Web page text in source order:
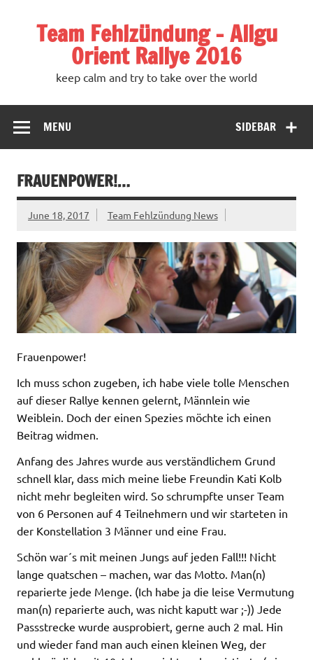
Team Fehlzündung – Allgu
Orient Rallye 2016
keep calm and try to take over the world
SIDEBAR
MENU
FRAUENPOWER!…
June 18, 2017 Team Fehlzündung News
Frauenpower!
Ich muss schon zugeben, ich habe viele tolle Menschen
auf dieser Rallye kennen gelernt, Männlein wie
Weiblein. Doch der einen Spezies möchte ich einen
Beitrag widmen.
Anfang des Jahres wurde aus verständlichem Grund
schnell klar, dass mich meine liebe Freundin Kati Kolb
nicht mehr begleiten wird. So schrumpfte unser Team
von 6 Personen auf 4 Teilnehmern und wir starteten in
der Konstellation 3 Männer und eine Frau.
Schön war´s mit meinen Jungs auf jeden Fall!!! Nicht
lange quatschen – machen, war das Motto. Man(n)
reparierte jede Menge. (Ich habe ja die leise Vermutung
man(n) reparierte auch, was nicht kaputt war ;-)) Jede
Passstrecke wurde ausprobiert, gerne auch 2 mal. Hin
und wieder fand man auch einen kleinen Weg, der